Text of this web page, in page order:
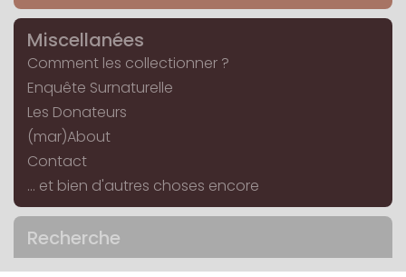
Miscellanées
Comment les collectionner ?
Enquête Surnaturelle
Les Donateurs
(mar)About
Contact
... et bien d'autres choses encore
Recherche